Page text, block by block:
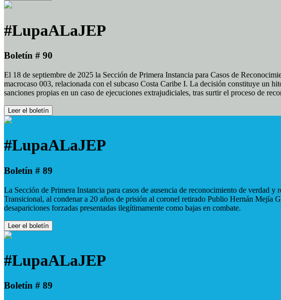
#LupaALaJEP
Boletín # 90
El 18 de septiembre de 2025 la Sección de Primera Instancia para Casos de
macrocaso 003, relacionada con el subcaso Costa Caribe I. La decisión constituye un
sanciones propias en un caso de ejecuciones extrajudiciales, tras surtir el proceso de
Leer el boletín
#LupaALaJEP
Boletín # 89
La Sección de Primera Instancia para casos de ausencia de reconocimiento de verdad
Transicional, al condenar a 20 años de prisión al coronel retirado Publio Hernán Mejía
desapariciones forzadas presentadas ilegítimamente como bajas en combate.
Leer el boletín
#LupaALaJEP
Boletín # 89